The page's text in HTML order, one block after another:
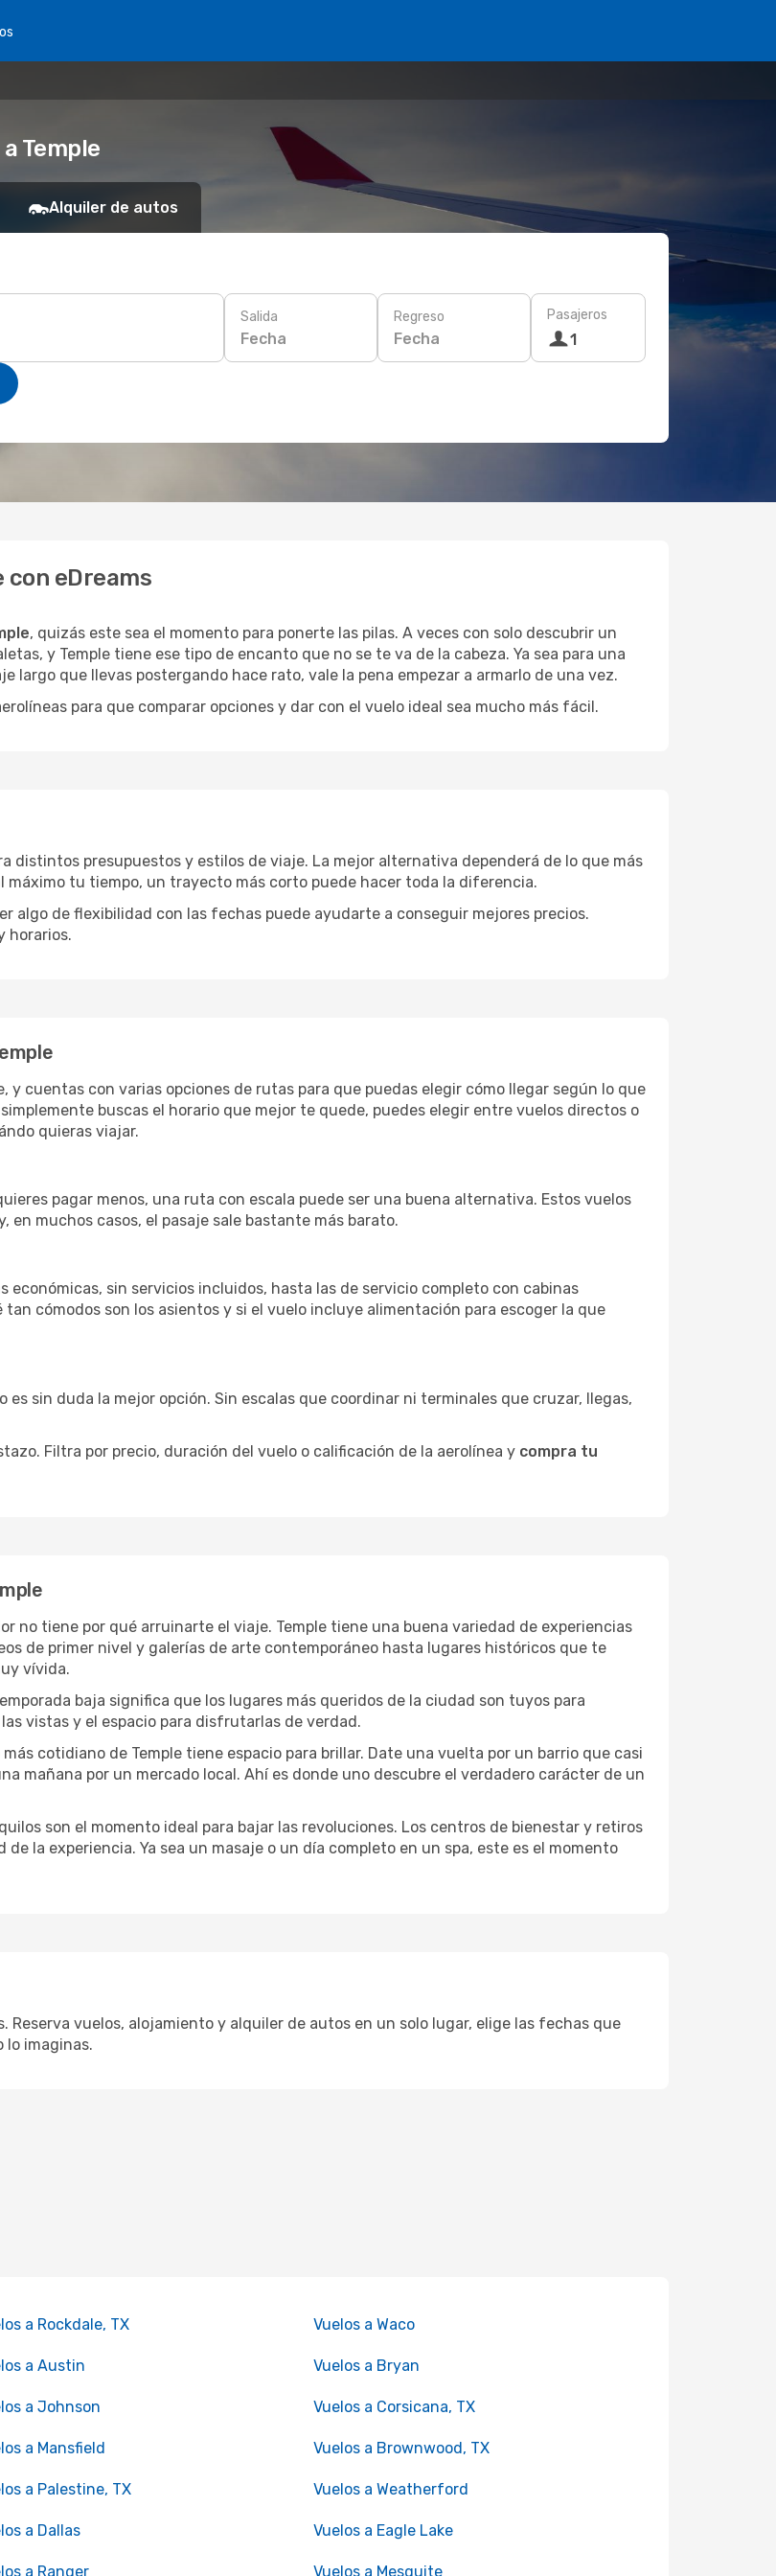
Temple
Alquiler de autos
Salida
Fecha
Regreso
Fecha
Pasajeros
1
con eDreams
, quizás este sea el momento para ponerte las pilas. A veces con solo descubrir un
y Temple tiene ese tipo de encanto que no se te va de la cabeza. Ya sea para una
largo que llevas postergando hace rato, vale la pena empezar a armarlo de una vez.
para que comparar opciones y dar con el vuelo ideal sea mucho más fácil.
distintos presupuestos y estilos de viaje. La mejor alternativa dependerá de lo que más
máximo tu tiempo, un trayecto más corto puede hacer toda la diferencia.
algo de flexibilidad con las fechas puede ayudarte a conseguir mejores precios.
horarios.
y cuentas con varias opciones de rutas para que puedas elegir cómo llegar según lo que
buscas el horario que mejor te quede, puedes elegir entre vuelos directos o
quieras viajar.
pagar menos, una ruta con escala puede ser una buena alternativa. Estos vuelos
muchos casos, el pasaje sale bastante más barato.
económicas, sin servicios incluidos, hasta las de servicio completo con cabinas
cómodos son los asientos y si el vuelo incluye alimentación para escoger la que
sin duda la mejor opción. Sin escalas que coordinar ni terminales que cruzar, llegas,
Filtra por precio, duración del vuelo o calificación de la aerolínea y compra tu
no tiene por qué arruinarte el viaje. Temple tiene una buena variedad de experiencias
de primer nivel y galerías de arte contemporáneo hasta lugares históricos que te
vívida.
baja significa que los lugares más queridos de la ciudad son tuyos para
vistas y el espacio para disfrutarlas de verdad.
cotidiano de Temple tiene espacio para brillar. Date una vuelta por un barrio que casi
mañana por un mercado local. Ahí es donde uno descubre el verdadero carácter de un
son el momento ideal para bajar las revoluciones. Los centros de bienestar y retiros
la experiencia. Ya sea un masaje o un día completo en un spa, este es el momento
Reserva vuelos, alojamiento y alquiler de autos en un solo lugar, elige las fechas que
lo imaginas.
a Rockdale, TX Vuelos a Waco
a Austin Vuelos a Bryan
a Johnson Vuelos a Corsicana, TX
a Mansfield Vuelos a Brownwood, TX
a Palestine, TX Vuelos a Weatherford
a Dallas Vuelos a Eagle Lake
a Ranger Vuelos a Mesquite